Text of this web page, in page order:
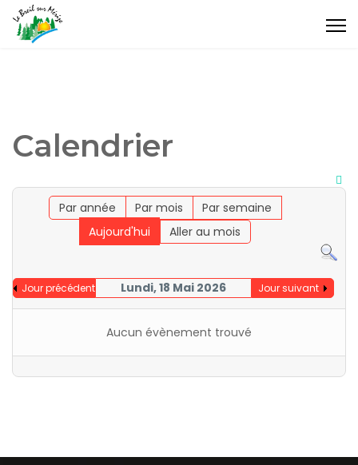
Calendrier
Par année Par mois
Par semaine
Aujourd'hui
Aller au mois
Jour précédent Lundi, 18 Mai 2026 Jour suivant
Aucun évènement trouvé